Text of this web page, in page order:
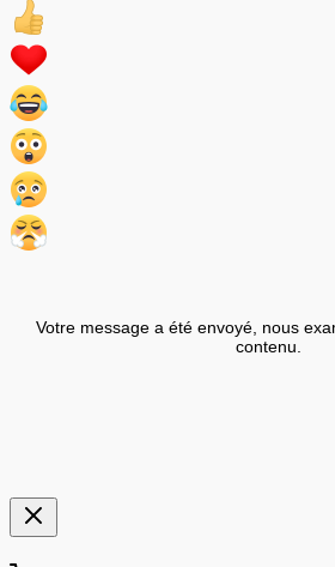
Votre message a été envoyé, nous
contenu.